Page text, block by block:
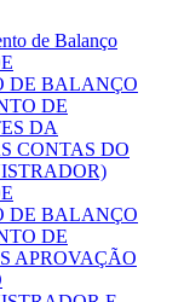
de Balanço
DE BALANÇO
DE
DA
CONTAS DO
DE BALANÇO
DE
APROVAÇÃO